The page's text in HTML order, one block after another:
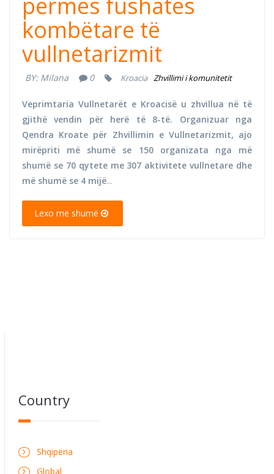
kombëtare të
vullnetarizmit
BY: Milana 0 Kroacia Zhvillimi i komunitetit
Veprimtaria Vullnetarët e Kroacisë u zhvillua në të
gjithë vendin për herë të 8-të. Organizuar nga
Qendra Kroate për Zhvillimin e Vullnetarizmit, ajo
mirëpriti më shumë se 150 organizata nga më
shumë se 70 qytete me 307 aktivitete vullnetare dhe
më shumë se 4 mijë...
Lexo më shumë
Country
Shqipëria
Global